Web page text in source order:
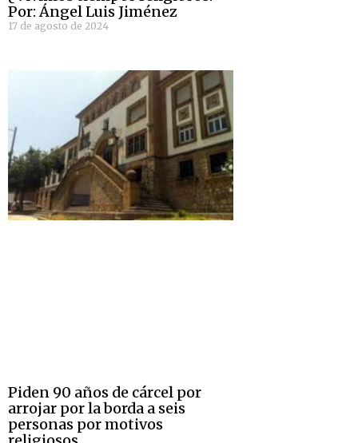
Por: Ángel Luis Jiménez
17 de agosto de 2024
Piden 90 años de cárcel por
arrojar por la borda a seis
personas por motivos